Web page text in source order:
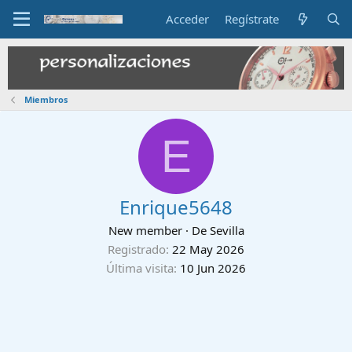
Acceder Regístrate
Miembros
E
Enrique5648
New member · De Sevilla
Registrado 22 May 2026
Última visita 10 Jun 2026